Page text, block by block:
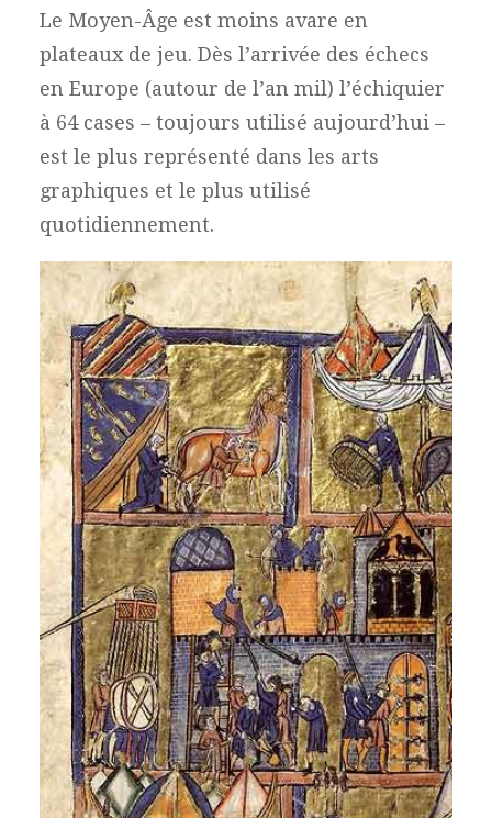
Le Moyen-Âge est moins avare en
plateaux de jeu. Dès l’arrivée des échecs
en Europe (autour de l’an mil) l’échiquier
à 64 cases – toujours utilisé aujourd’hui –
est le plus représenté dans les arts
graphiques et le plus utilisé
quotidiennement.